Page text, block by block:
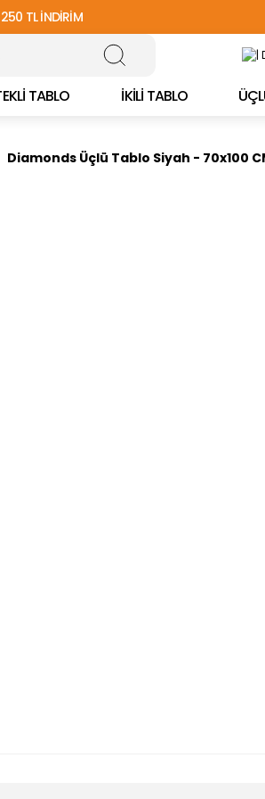
250 TL İNDİRİM
TABLO İKİLİ TABLO
Diamonds Üçlü Tablo Siyah - 70x100